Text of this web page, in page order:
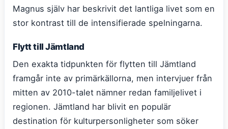
Magnus själv har beskrivit det lantliga livet som en
stor kontrast till de intensifierade spelningarna.
Flytt till Jämtland
Den exakta tidpunkten för flytten till Jämtland
framgår inte av primärkällorna, men intervjuer från
mitten av 2010-talet nämner redan familjelivet i
regionen. Jämtland har blivit en populär
destination för kulturpersonligheter som söker